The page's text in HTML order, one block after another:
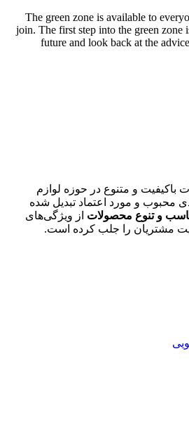
The green zone is available to
join. The first step into the green zone
future and look back at the
باکیفیت و متنوع در حوزه لوازم
محبوب و مورد اعتماد تبدیل شده
و تنوع محصولات از ویژگی‌های
مشتریان را جلب کرده است.